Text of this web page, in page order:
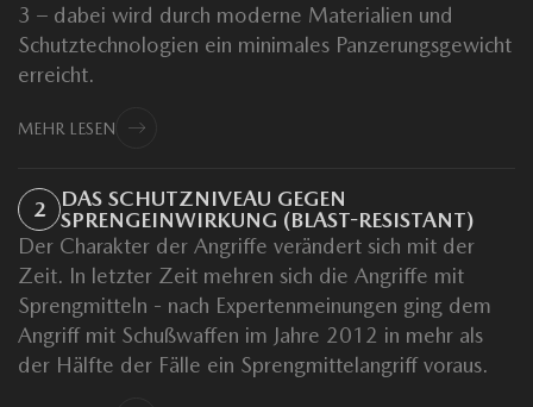
3 – dabei wird durch moderne Materialien und
Schutztechnologien ein minimales Panzerungsgewicht
erreicht.
MEHR LESEN
2
DAS SCHUTZNIVEAU GEGEN
SPRENGEINWIRKUNG (BLAST-RESISTANT)
Der Charakter der Angriffe verändert sich mit der
Zeit. In letzter Zeit mehren sich die Angriffe mit
Sprengmitteln - nach Expertenmeinungen ging dem
Angriff mit Schußwaffen im Jahre 2012 in mehr als
der Hälfte der Fälle ein Sprengmittelangriff voraus.